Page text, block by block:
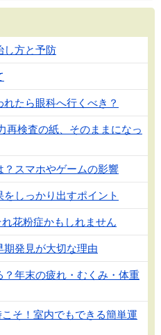
し方と予防
たら眼科へ行くべき？
再検査の紙、そのままになっ
スマホやゲームの影響
しっかり出すポイント
花粉症かもしれません
発見が大切な理由
年末の疲れ・むくみ・体重
そ！室内でもできる簡単運